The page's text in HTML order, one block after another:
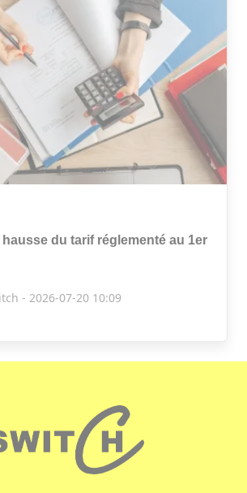
hausse du tarif réglementé au 1er
- 2026-07-20 10:09